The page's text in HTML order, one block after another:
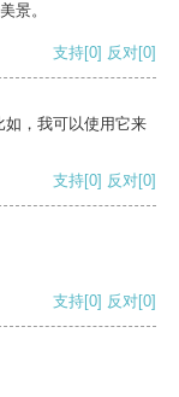
景。
支持[0] 反对[0]
如，我可以使用它来
支持[0] 反对[0]
支持[0] 反对[0]